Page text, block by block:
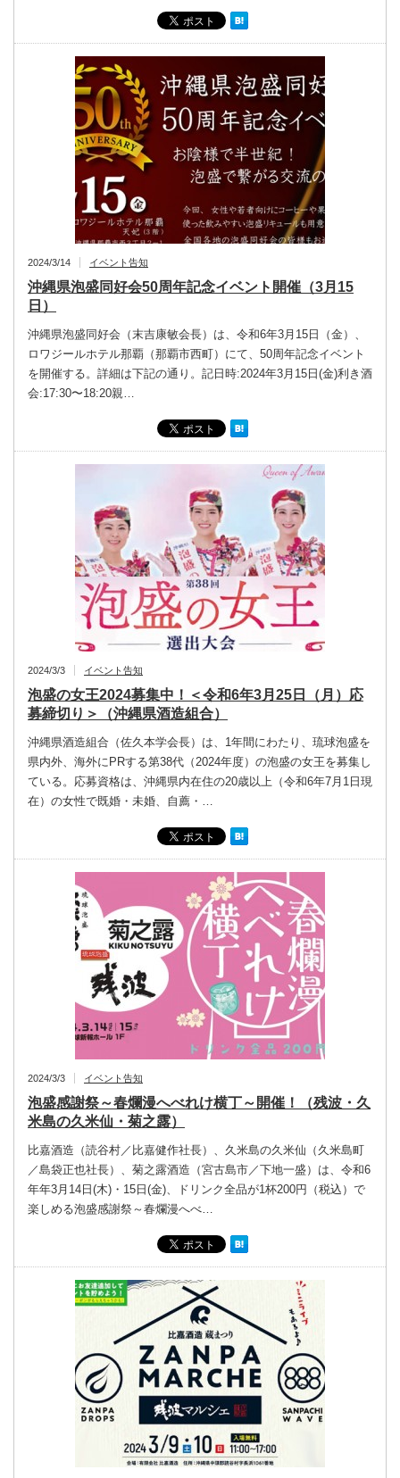
2024/3/14 イベント告知
沖縄県泡盛同好会50周年記念イベント開催（3月15
日）
沖縄県泡盛同好会（末吉康敏会長）は、令和6年3月15日（金）、
ロワジールホテル那覇（那覇市西町）にて、50周年記念イベント
を開催する。詳細は下記の通り。記日時:2024年3月15日(金)利き酒
会:17:30〜18:20親…
2024/3/3 イベント告知
泡盛の女王2024募集中！＜令和6年3月25日（月）応
募締切り＞（沖縄県酒造組合）
沖縄県酒造組合（佐久本学会長）は、1年間にわたり、琉球泡盛を
県内外、海外にPRする第38代（2024年度）の泡盛の女王を募集し
ている。応募資格は、沖縄県内在住の20歳以上（令和6年7月1日現
在）の女性で既婚・未婚、自薦・…
2024/3/3 イベント告知
泡盛感謝祭～春爛漫へべれけ横丁～開催！（残波・久
米島の久米仙・菊之露）
比嘉酒造（読谷村／比嘉健作社長）、久米島の久米仙（久米島町
／島袋正也社長）、菊之露酒造（宮古島市／下地一盛）は、令和6
年年3月14日(木)・15日(金)、ドリンク全品が1杯200円（税込）で
楽しめる泡盛感謝祭～春爛漫へべ…